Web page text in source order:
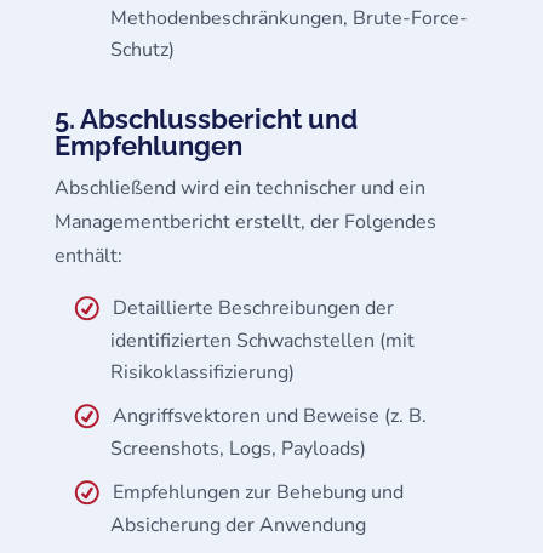
Methodenbeschränkungen, Brute-Force-
Schutz)
5. Abschlussbericht und
Empfehlungen
Abschließend wird ein technischer und ein
Managementbericht erstellt, der Folgendes
enthält:
Detaillierte Beschreibungen der
identifizierten Schwachstellen (mit
Risikoklassifizierung)
Angriffsvektoren und Beweise (z. B.
Screenshots, Logs, Payloads)
Empfehlungen zur Behebung und
Absicherung der Anwendung